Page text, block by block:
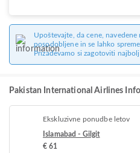
Upoštevajte, da cene,
posodobljene in se lahko
Prizadevamo si zagotoviti
Pakistan International Airlines
Ekskluzivne ponudbe letov
Islamabad - Gilgit
€ 61